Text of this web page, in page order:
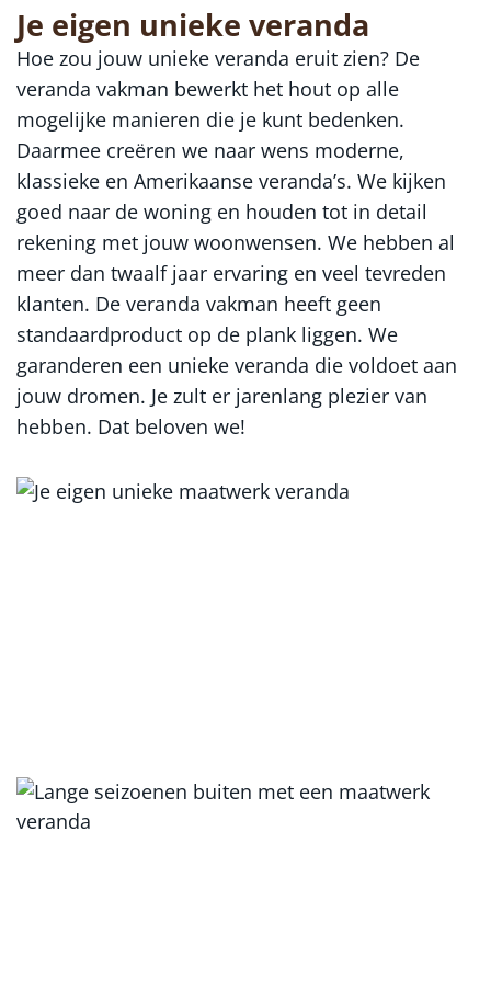
Je eigen unieke veranda
Hoe zou jouw unieke veranda eruit zien? De
veranda vakman bewerkt het hout op alle
mogelijke manieren die je kunt bedenken.
Daarmee creëren we naar wens moderne,
klassieke en Amerikaanse veranda’s. We kijken
goed naar de woning en houden tot in detail
rekening met jouw woonwensen. We hebben al
meer dan twaalf jaar ervaring en veel tevreden
klanten. De veranda vakman heeft geen
standaardproduct op de plank liggen. We
garanderen een unieke veranda die voldoet aan
jouw dromen. Je zult er jarenlang plezier van
hebben. Dat beloven we!